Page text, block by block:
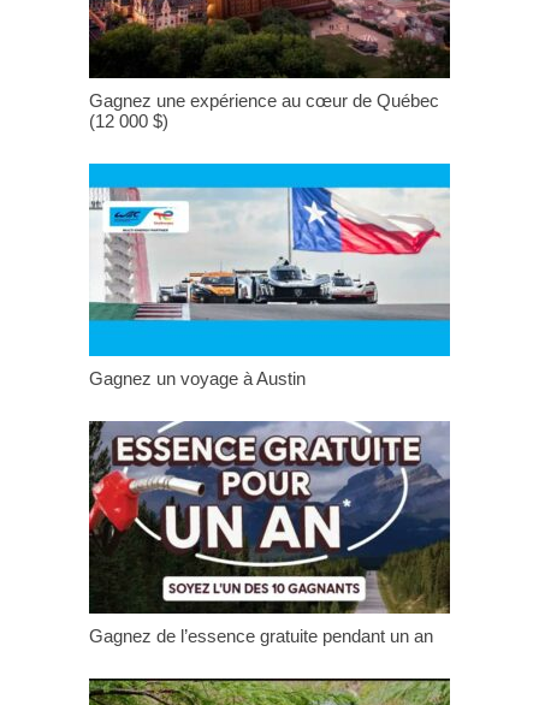
Gagnez une expérience au cœur de Québec
(12 000 $)
Gagnez un voyage à Austin
Gagnez de l’essence gratuite pendant un an